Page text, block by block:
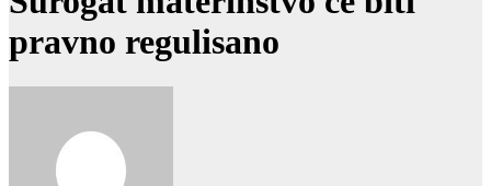
pravno regulisano